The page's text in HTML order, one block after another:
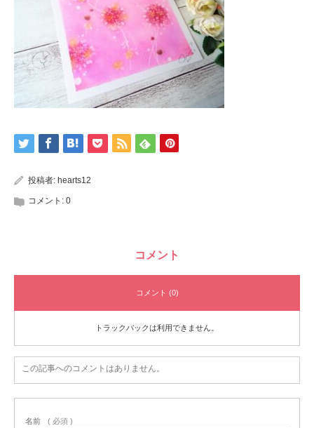
投稿者: hearts12
コメント: 0
コメント
コメント (0)
トラックバックは利用できません。
この記事へのコメントはありません。
名前 ( 必須 )